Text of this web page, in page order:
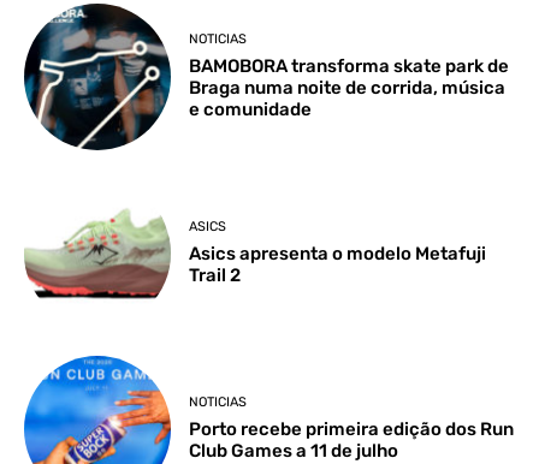
NOTICIAS
BAMOBORA transforma skate park de
Braga numa noite de corrida, música
e comunidade
ASICS
Asics apresenta o modelo Metafuji
Trail 2
NOTICIAS
Porto recebe primeira edição dos Run
Club Games a 11 de julho